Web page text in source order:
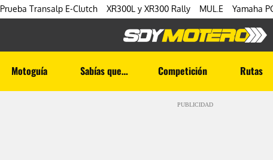
Prueba Transalp E-Clutch XR300L y XR300 Rally MUL.E Yamaha
Motoguía Sabías que… Competición Rutas
PUBLICIDAD